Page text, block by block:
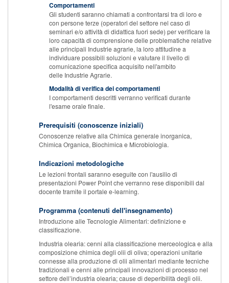
Comportamenti
Gli studenti saranno chiamati a confrontarsi tra di loro e
con persone terze (operatori del settore nel caso di
seminari e/o attività di didattica fuori sede) per verificare la
loro capacità di comprensione delle problematiche relative
alle principali Industrie agrarie, la loro attitudine a
individuare possibili soluzioni e valutare il livello di
comunicazione specifica acquisito nell'ambito
delle Industrie Agrarie.
Modalità di verifica dei comportamenti
I comportamenti descritti verranno verificati durante
l'esame orale finale.
Prerequisiti (conoscenze iniziali)
Conoscenze relative alla Chimica generale inorganica,
Chimica Organica, Biochimica e Microbiologia.
Indicazioni metodologiche
Le lezioni frontali saranno eseguite con l'ausilio di
presentazioni Power Point che verranno rese disponibili dal
docente tramite il portale e-learning.
Programma (contenuti dell'insegnamento)
Introduzione alle Tecnologie Alimentari: definizione e
classificazione.
Industria olearia: cenni alla classificazione merceologica e alla
composizione chimica degli olii di oliva; operazioni unitarie
connesse alla produzione di olii alimentari mediante tecniche
tradizionali e cenni alle principali innovazioni di processo nel
settore dell’industria olearia; cause di deperibilità degli olii.